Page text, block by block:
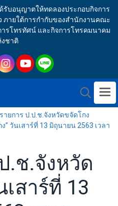
รับอนุญาตให้ทดลองประกอบกิจการ
ภายใต้การกำกับของสำนักงานคณะ
ารโทรทัศน์ และกิจการโทรคมนาคม
งชาติ
รายการ ป.ป.ช.จังหวัดขจัดโกง
” วันเสาร์ที่ 13 มิถุนายน 2563 เวลา
.ช.จังหวัด
สาร์ที่ 13